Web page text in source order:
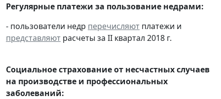
Регулярные платежи за пользование недрами:
- пользователи недр перечисляют платежи и
представляют расчеты за II квартал 2018 г.
Социальное страхование от несчастных случаев
на производстве и профессиональных
заболеваний: